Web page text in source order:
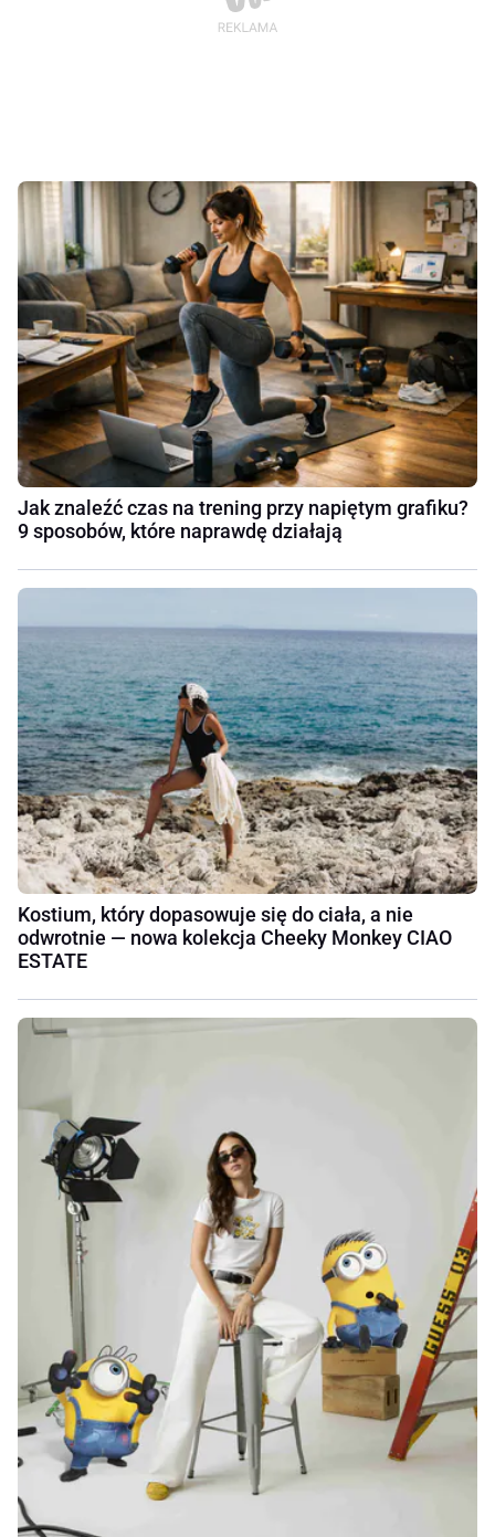
Jak znaleźć czas na trening przy napiętym grafiku?
9 sposobów, które naprawdę działają
Kostium, który dopasowuje się do ciała, a nie
odwrotnie — nowa kolekcja Cheeky Monkey CIAO
ESTATE